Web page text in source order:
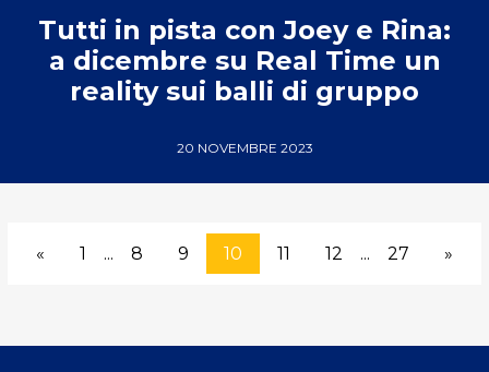
Tutti in pista con Joey e Rina:
a dicembre su Real Time un
reality sui balli di gruppo
20 NOVEMBRE 2023
« 1 ... 8 9 10 11 12 ... 27 »